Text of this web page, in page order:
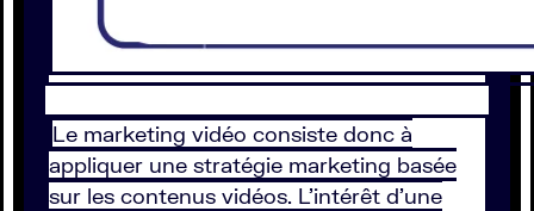
Le marketing vidéo consiste donc à
appliquer une stratégie marketing basée
sur les contenus vidéos. L’intérêt d’une